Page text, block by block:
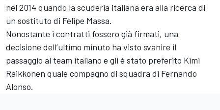
nel 2014 quando la scuderia italiana era alla ricerca di
un sostituto di Felipe Massa.
Nonostante i contratti fossero già firmati, una
decisione dell’ultimo minuto ha visto svanire il
passaggio al team italiano e gli è stato preferito Kimi
Raikkonen quale compagno di squadra di Fernando
Alonso.